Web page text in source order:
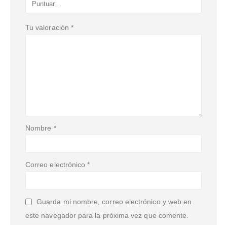
Tu valoración *
Nombre *
Correo electrónico*
Guarda mi nombre, correo electrónico y web en
este navegador para la próxima vez que comente.